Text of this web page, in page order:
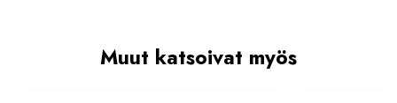
Muut katsoivat myös